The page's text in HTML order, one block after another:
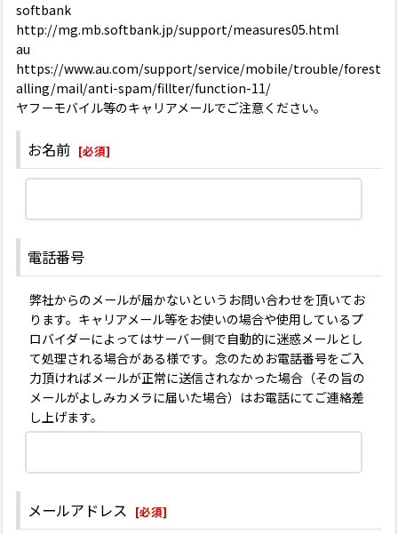
softbank
http://mg.mb.softbank.jp/support/measures05.html
au
https://www.au.com/support/service/mobile/trouble/forest
alling/mail/anti-spam/fillter/function-11/
ヤフーモバイル等のキャリアメールでご注意ください。
お名前 [必須]
電話番号
弊社からのメールが届かないというお問い合わせを頂いてお
ります。キャリアメール等をお使いの場合や使用しているプ
ロバイダーによってはサーバー側で自動的に迷惑メールとし
て処理される場合がある様です。念のためお電話番号をご入
力頂ければメールが正常に送信されなかった場合（その旨の
メールがよしみカメラに届いた場合）はお電話にてご連絡差
し上げます。
メールアドレス [必須]